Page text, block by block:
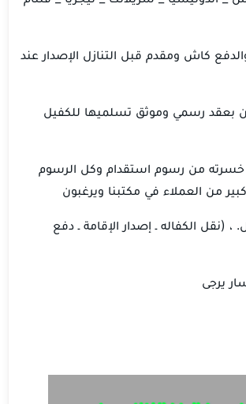
كاش ومقدم قبل التنازل الإصدار عند
بعقد رسمي وموثق تسلميها للكفيل
من رسوم استقدام وكل الرسوم
من العملاء في مكتبنا ويرغبون
، (نقل الكفاله ـ إصدار الإقامة ـ دفع
يرجى